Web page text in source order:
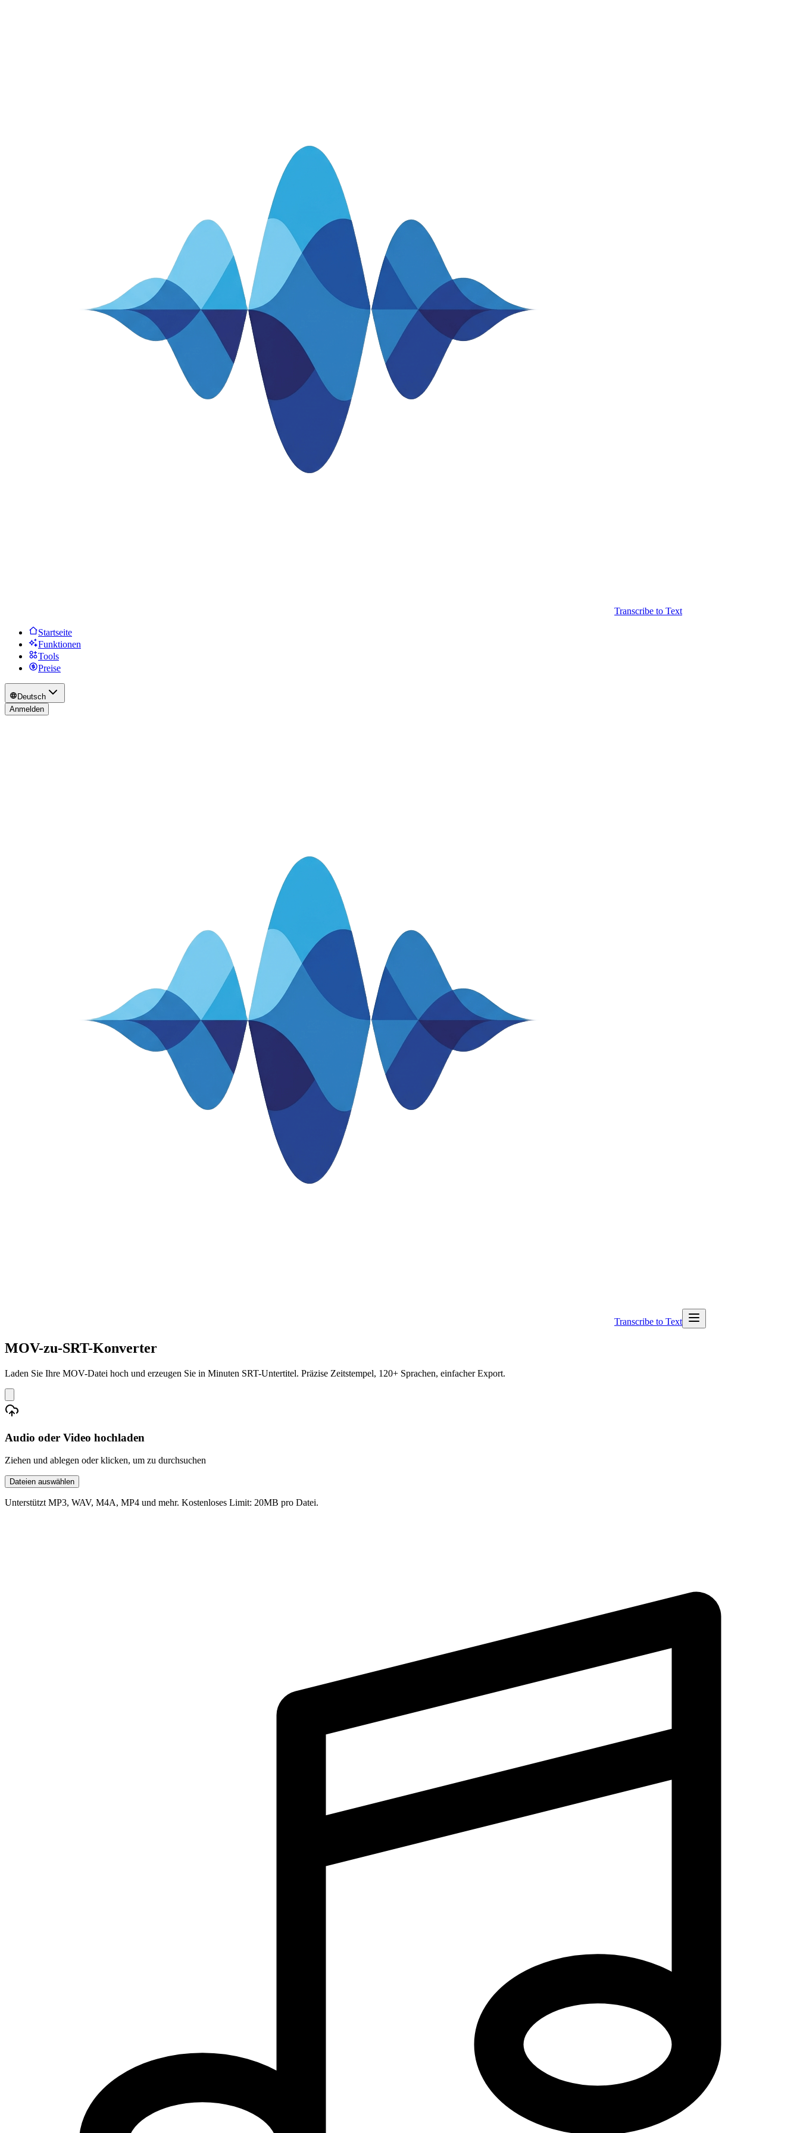
Transcribe to Text
Startseite
Funktionen
Tools
Preise
Deutsch
Anmelden
Transcribe to Text
MOV-zu-SRT-Konverter
Laden Sie Ihre MOV-Datei hoch und erzeugen Sie in Minuten SRT-Untertitel. Präzise Zeitstempel, 120+ Sprachen, einfacher Export.
Audio oder Video hochladen
Ziehen und ablegen oder klicken, um zu durchsuchen
Dateien auswählen
Unterstützt MP3, WAV, M4A, MP4 und mehr. Kostenloses Limit: 20MB pro Datei.